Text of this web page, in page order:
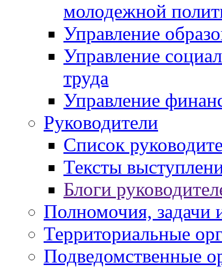
молодежной
Управление
Управление
труда
Управление
Руководители
Список
Тексты
Блоги
Полномочия, задачи
Территориальные
Подведомственные